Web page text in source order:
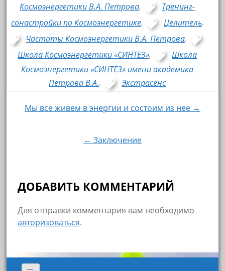
Космоэнергетики В.А. Петрова,
Тренинг-
сонастройки по Космоэнергетике, Целитель,
Частоты Космоэнергетики В.А. Петрова,
Школа Космоэнергетики «СИНТЕЗ»,
Школа
Космоэнергетики «СИНТЕЗ» имени академика
Петрова В.А., Экстрасенс
Навигация по записям
Мы все живем в энергии и состоим из нее →
← Заключение
ДОБАВИТЬ КОММЕНТАРИЙ
Для отправки комментария вам необходимо
авторизоваться.